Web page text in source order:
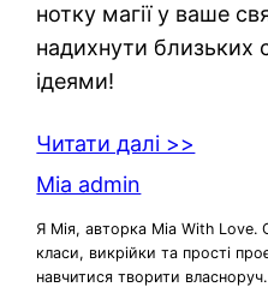
нотку магії у ваше
надихнути близьких
ідеями!
Читати далі >>
Mia admin
Я Мія, авторка Mia With
класи, викрійки та прості
навчитися творити